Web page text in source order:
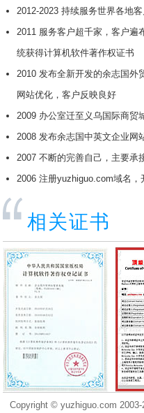
2012-2023 持续服务世界各地
2011 服务客户超千家，客户遍
统获得计算机软件著作权证书
2010 发布全新开发的余志国外
网站优化，客户反映良好
2009 办公室迁至义乌国际商贸
2008 发布余志国中英文企业网
2007 不断的完善自己，主要承
2006 注册yuzhiguo.com域名
相关证书
Copyright © yuzhiguo.com 2003-